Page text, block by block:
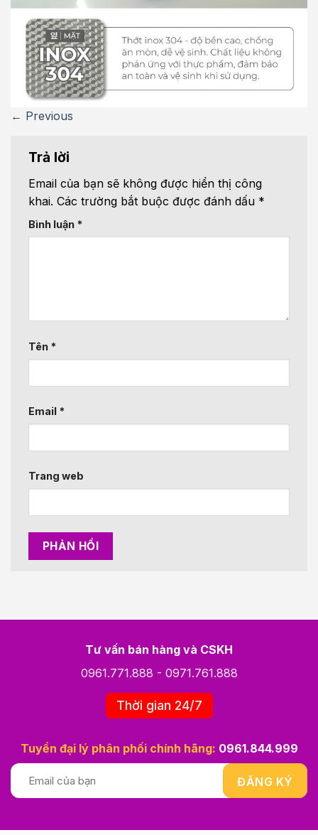
← Previous
Trả lời
Email của bạn sẽ không được hiển thị công
khai. Các trường bắt buộc được đánh dấu *
Bình luận *
Tên *
Email *
Trang web
Tư vấn bán hàng và CSKH
0961.771.888 - 0971.761.888
Thời gian 24/7
Tuyển đại lý phân phối chính hãng: 0961.844.999